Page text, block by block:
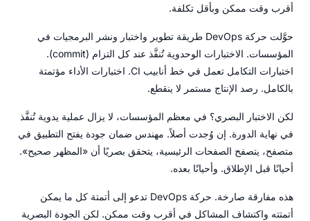
أقرب وقت ممكن وبأقل تكلفة.
حوَّلت حركة DevOps طريقة تطوير واختبار ونشر البرمجيات في
المؤسسات. الاختبارات الوحدوية تُنفَّذ عند كل التزام (commit).
اختبارات التكامل تعمل في خط أنابيب CI. اختبارات الأداء مؤتمتة
بالكامل. رصد الإنتاج مستمر لا ينقطع.
لكن الاختبار البصري؟ في معظم المؤسسات، لا يزال عملية يدوية تُنفَّذ
في نهاية الدورة. إن وُجدت أصلاً. مهندس ضمان جودة يفتح التطبيق في
متصفح، يتصفح الصفحات الرئيسية، يتحقق بصريًا أن «المظهر صحيح».
أحيانًا قبل الإطلاق. وأحيانًا بعده.
هذه مفارقة صارخة. حركة DevOps تدعو إلى أتمتة كل ما يمكن
أتمتته واكتشاف المشاكل في أقرب وقت ممكن. لكن الجودة البصرية